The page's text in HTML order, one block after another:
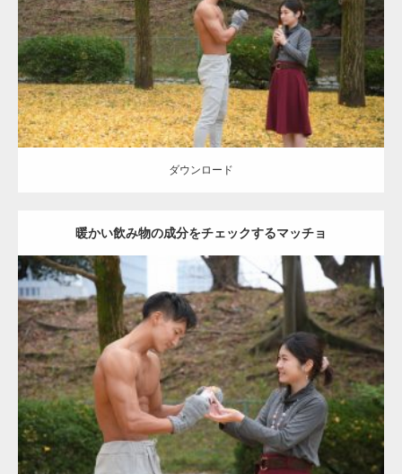
肩
ダウンロード
ダウンロード
暖かい飲み物の成分をチェックするマッチョ
Update:2021.07.8
Category:公園のマッチョ その他 AKIHITO(細マッチョ) 上腕三頭筋
肩
ダウンロード